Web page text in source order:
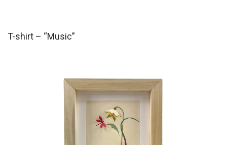
T-shirt – “Music”